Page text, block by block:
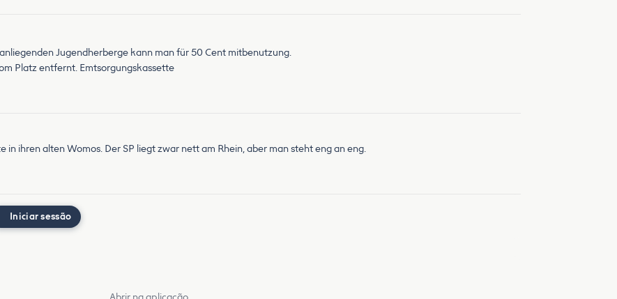
Jugendherberge kann man für 50 Cent mitbenutzung.
Platz entfernt. Emtsorgungskassette
ihren alten Womos. Der SP liegt zwar nett am Rhein, aber man steht eng an eng.
Iniciar sessão